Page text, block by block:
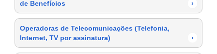
de Benefícios
›
Operadoras de Telecomunicações (Telefonia,
Internet, TV por assinatura)
›